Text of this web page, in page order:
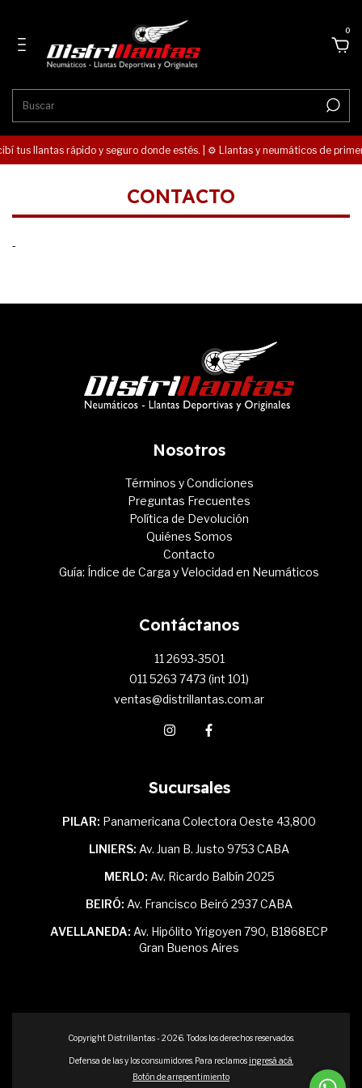
0
tus llantas rápido y seguro donde estés. | ⚙️ Llantas y neumáticos de
CONTACTO
-
Nosotros
Términos y Condiciones
Preguntas Frecuentes
Política de Devolución
Quiénes Somos
Contacto
Guía: Índice de Carga y Velocidad en Neumáticos
Contáctanos
11 2693-3501
011 5263 7473 (int 101)
ventas@distrillantas.com.ar
Sucursales
PILAR: Panamericana Colectora Oeste 43,800
LINIERS: Av. Juan B. Justo 9753 CABA
MERLO: Av. Ricardo Balbín 2025
BEIRÓ: Av. Francisco Beiró 2937 CABA
AVELLANEDA: Av. Hipólito Yrigoyen 790, B1868ECP
Gran Buenos Aires
Copyright Distrillantas - 2026. Todos los derechos reservados.
Defensa de las y los consumidores. Para reclamos ingresá acá.
Botón de arrepentimiento